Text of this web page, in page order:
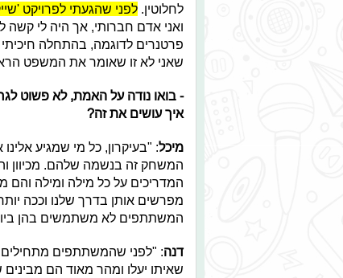
לחלוטין. לפני שהגעתי לפרויקט
ואני אדם חברותי, אך היה לי
פרטנרים לדוגמה, בהתחלה
שאני לא זו שאומר את המשפט
- בואו נודה על האמת, לא פשוט
איך עושים את זה?
מיכל: "בעיקרון, כל מי שמגיע
המשחק זה בנשמה שלהם. מכיוון
המדריכים על כל מילה ומילה והם
מפרשים אותן בדרך שלנו וככה
המשתתפים לא משתמשים בהן
דנה: "לפני שהמשתתפים
שאיתו יעלו ומהר מאוד הם